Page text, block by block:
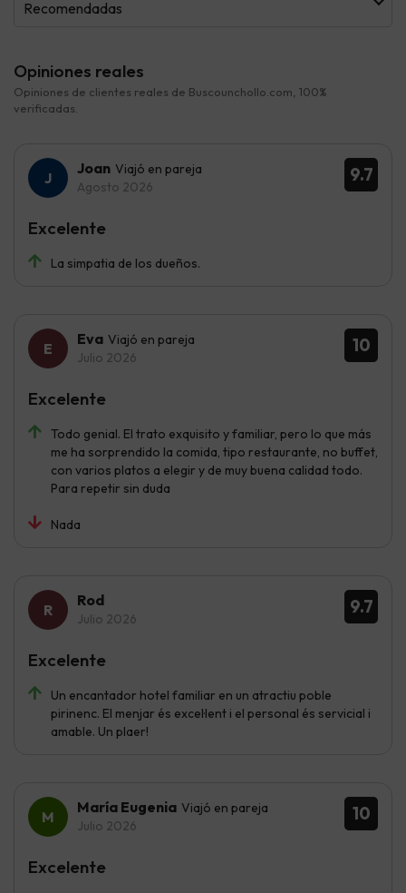
Recomendadas
Opiniones reales
Opiniones de clientes reales de Buscounchollo.com, 100%
verificadas.
9.7
Joan Viajó en pareja
Agosto 2026
La simpatia de los dueños.
Excelente
10
Eva Viajó en pareja
Julio 2026
Todo genial. El trato exquisito y familiar, pero lo que más
me ha sorprendido la comida, tipo restaurante, no buffet,
con varios platos a elegir y de muy buena calidad todo.
Para repetir sin duda
Nada
Excelente
9.7
Rod
Julio 2026
Un encantador hotel familiar en un atractiu poble
pirinenc. El menjar és excel·lent i el personal és servicial i
amable. Un plaer!
Excelente
10
María Eugenia Viajó en pareja
Julio 2026
Excelente